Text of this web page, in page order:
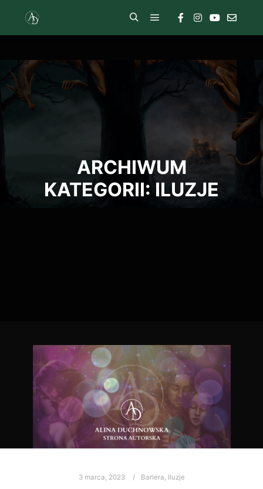
ARCHIWUM
KATEGORII: ILUZJE
3 marca, 2023 Bariera, Iluzje